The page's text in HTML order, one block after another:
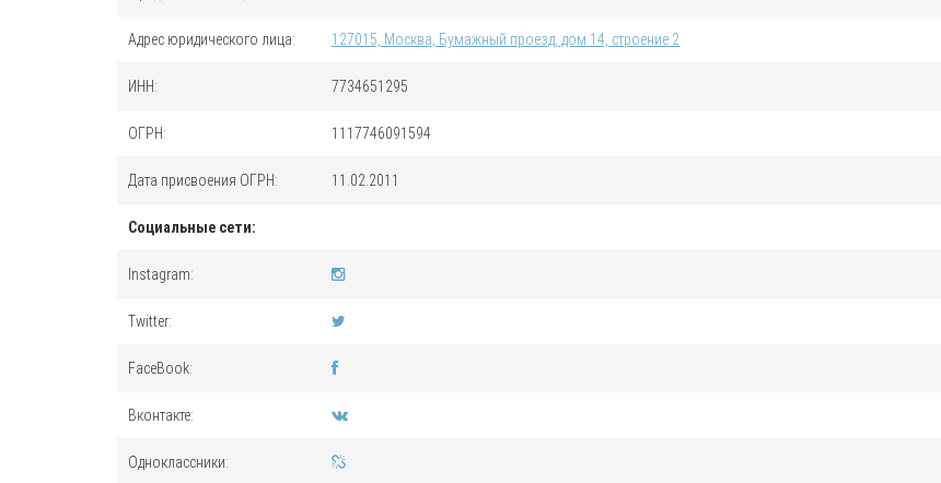
Адрес юридического лица: 127015, Москва, Бумажный проезд, дом 14, строение 2
ИНН: 7734651295
ОГРН: 1117746091594
Дата присвоения ОГРН: 11.02.2011
Социальные сети:
Instagram:
Twitter:
FaceBook:
Вконтакте:
Одноклассники: